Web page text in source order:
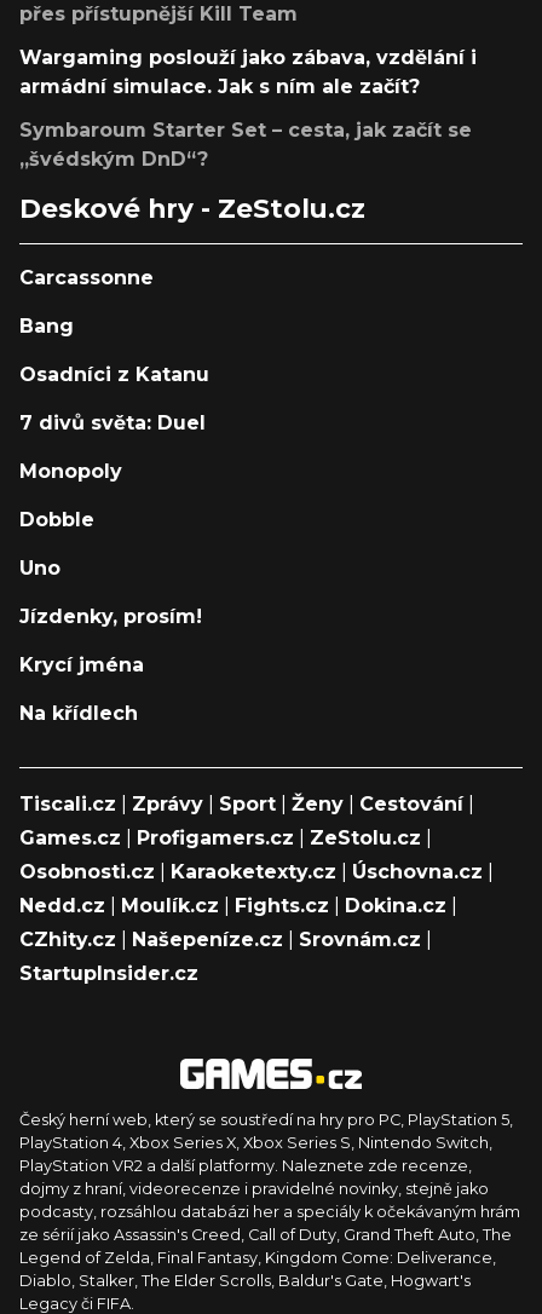
přes přístupnější Kill Team
Wargaming poslouží jako zábava, vzdělání i
armádní simulace. Jak s ním ale začít?
Symbaroum Starter Set – cesta, jak začít se
„švédským DnD“?
Deskové hry - ZeStolu.cz
Carcassonne
Bang
Osadníci z Katanu
7 divů světa: Duel
Monopoly
Dobble
Uno
Jízdenky, prosím!
Krycí jména
Na křídlech
Tiscali.cz Zprávy Sport Ženy Cestování|
Games.cz
Profigamers.cz ZeStolu.cz
Osobnosti.cz
Karaoketexty.cz Úschovna.cz
Nedd.cz
Moulík.cz Fights.cz Dokina.cz
CZhity.cz
Našepeníze.cz Srovnám.cz
StartupInsider.cz
Český herní web, který se soustředí na hry pro PC, PlayStation 5,
PlayStation 4, Xbox Series X, Xbox Series S, Nintendo Switch,
PlayStation VR2 a další platformy. Naleznete zde recenze,
dojmy z hraní, videorecenze i pravidelné novinky, stejně jako
podcasty, rozsáhlou databázi her a speciály k očekávaným hrám
ze sérií jako Assassin's Creed, Call of Duty, Grand Theft Auto, The
Legend of Zelda, Final Fantasy, Kingdom Come: Deliverance,
Diablo, Stalker, The Elder Scrolls, Baldur's Gate, Hogwart's
Legacy či FIFA.